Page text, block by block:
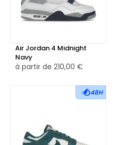
Air Jordan 4 Midnight
Navy
à partir de 210,00 €
48H